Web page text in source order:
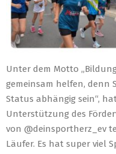
Unter dem Motto
gemeinsam helfen, denn
Status abhängig sein“,
Unterstützung des
von @deinsportherz_ev
Läufer. Es hat super viel